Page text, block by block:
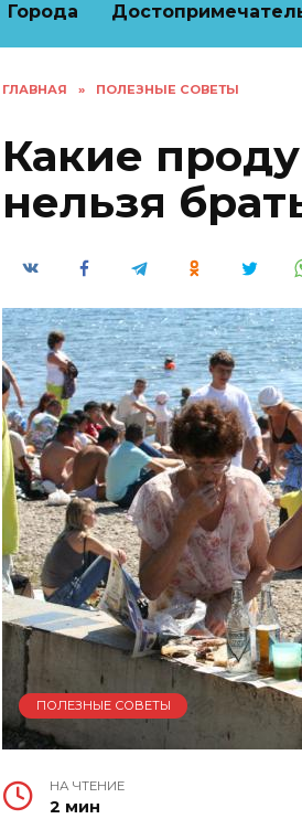
Города
ГЛАВНАЯ » ПОЛЕЗНЫЕ СОВЕТЫ
Какие
нельзя
ПОЛЕЗНЫЕ СОВЕТЫ
НА ЧТЕНИЕ
2 мин